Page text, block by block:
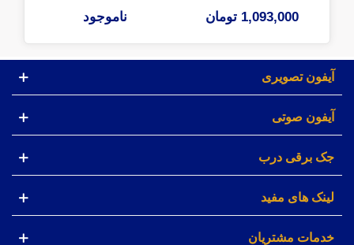
1,093,000 تومان ناموجود
آیفون تصویری
آیفون صوتی
جک برقی درب
لینک های مفید
خدمات مشتریان